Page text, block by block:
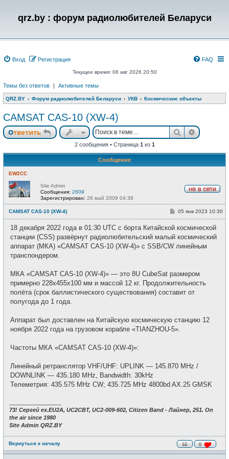
qrz.by : форум радиолюбителей Беларуси
Вход Регистрация FAQ
Текущее время: 06 авг 2026 20:50
Темы без ответов | Активные темы
QRZ.BY Форум радиолюбителей Беларуси УКВ Космические объекты
CAMSAT CAS-10 (XW-4)
Ответить Поиск
2 сообщения • Страница 1 из 1
Сообщение
EW2CC
с
е
Site Admin
Сообщения: 2609
Зарегистрирован: 26 май 2009 04:38
CAMSAT CAS-10 (XW-4)
0
С
б
щ
н
05 янв 2023 10:30
18 декабря 2022 года в 01:30 UTC с борта Китайской космической
станции (CSS) развёрнут радиолюбительский малый космический
аппарат (МКА) «CAMSAT CAS-10 (XW-4)» с SSB/CW линейным
транспондером.
МКА «CAMSAT CAS-10 (XW-4)» — это 8U CubeSat размером
примерно 228x455x100 мм и массой 12 кг. Продолжительность
полёта (срок баллистического существования) составит от
полугода до 1 года.
Аппарат был доставлен на Китайскую космическую станцию 12
ноября 2022 года на грузовом корабле «TIANZHOU-5».
Частоты МКА «CAMSAT CAS-10 (XW-4)»:
Линейный ретранслятор VHF/UHF: UPLINK — 145.870 MHz /
DOWNLINK — 435.180 MHz, Bandwidth: 30kHz
Телеметрия: 435.575 MHz CW; 435.725 MHz 4800bd AX.25 GMSK
73! Сергей ex.EU2A, UC2CBT, UC2-009-602, Citizen Band - Лайнер, 251. On
the air since 1980
Site Admin QRZ.BY
Вернуться к началу